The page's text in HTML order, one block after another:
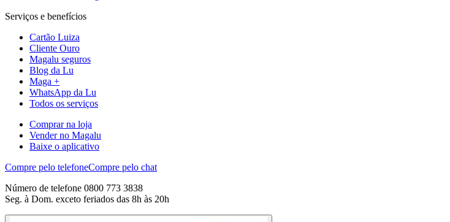
Serviços e benefícios
Cartão Luiza
Cliente Ouro
Magalu seguros
Blog da Lu
Maga +
WhatsApp da Lu
Todos os serviços
Comprar na loja
Vender no Magalu
Baixe o aplicativo
Compre pelo telefoneCompre pelo chat
Número de telefone 0800 773 3838
Seg. à Dom. exceto feriados das 8h às 20h